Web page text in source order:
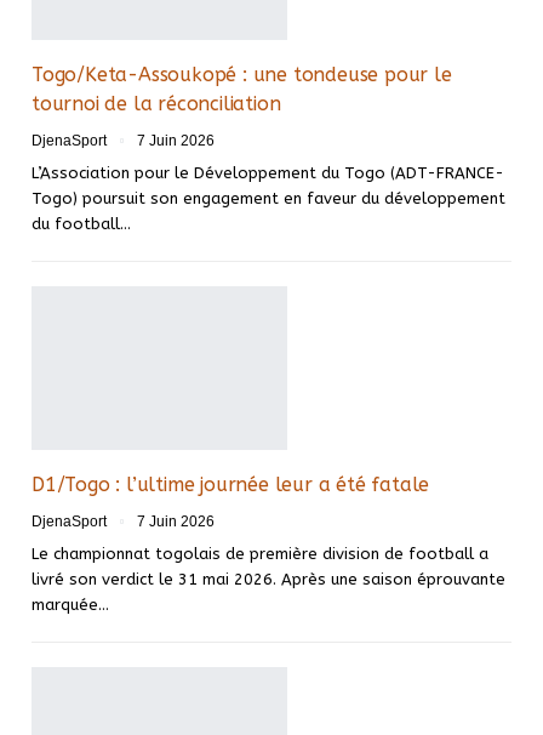
Togo/Keta-Assoukopé : une tondeuse pour le
tournoi de la réconciliation
DjenaSport 7 Juin 2026
L’Association pour le Développement du Togo (ADT-FRANCE-
Togo) poursuit son engagement en faveur du développement
du football…
D1/Togo : l’ultime journée leur a été fatale
DjenaSport 7 Juin 2026
Le championnat togolais de première division de football a
livré son verdict le 31 mai 2026. Après une saison éprouvante
marquée…